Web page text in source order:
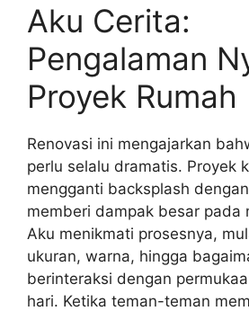
Aku Cerita:
Pengalaman
Proyek Rumah
Renovasi ini mengajarkan
perlu selalu dramatis. Proyek
mengganti backsplash
memberi dampak besar pada
Aku menikmati prosesnya,
ukuran, warna, hingga
berinteraksi dengan
hari. Ketika teman-teman